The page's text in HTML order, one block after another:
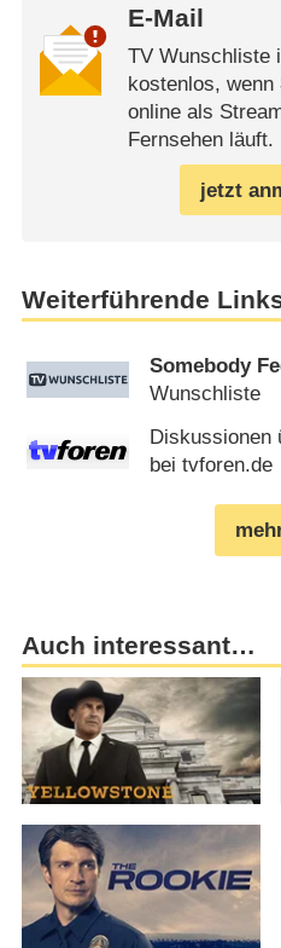
E-Mail
TV Wunschliste
kostenlos, wenn
online als
Fernsehen läuft.
jetzt
Weiterführende
Somebody
Wunschliste
Diskussionen
bei tvforen.de
Auch interessant…